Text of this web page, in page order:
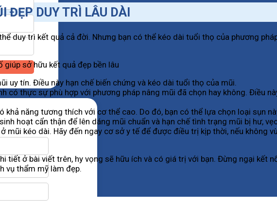
ĐẸP DUY TRÌ LÂU DÀI
duy trì kết quả cả đời. Nhưng bạn có thể kéo dài tuổi thọ của phương
sở hữu kết quả đẹp bền lâu
uy tín. Điều này hạn chế biến chứng và kéo dài tuổi thọ của mũi.
có thực sự phù hợp với phương pháp nâng mũi đã chọn hay không. Điều
năng tương thích với cơ thể cao. Do đó, bạn có thể lựa chọn loại sụn
hoạt cẩn thận để lên dáng mũi chuẩn và hạn chế tình trạng mũi bị hư,
mũi kéo dài. Hãy đến ngay cơ sở y tế để được điều trị kịp thời, nếu không
tiết ở bài viết trên, hy vọng sẽ hữu ích và có giá trị với bạn. Đừng ngại kết
vụ thẩm mỹ làm đẹp.